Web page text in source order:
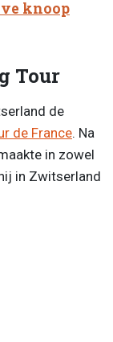
knoop
Tour
de
de France. Na
in zowel
in Zwitserland